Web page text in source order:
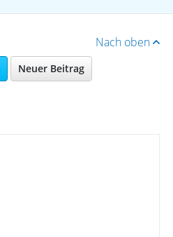
Nach oben
Neuer Beitrag